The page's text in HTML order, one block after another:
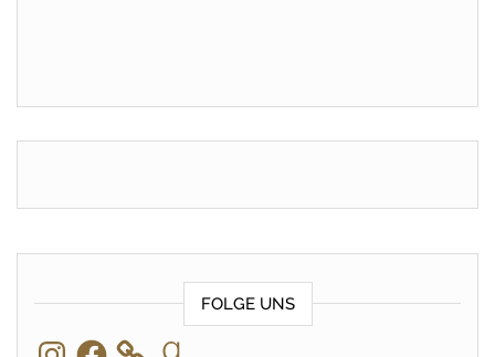
FOLGE UNS
InstagramFacebook Goodreads